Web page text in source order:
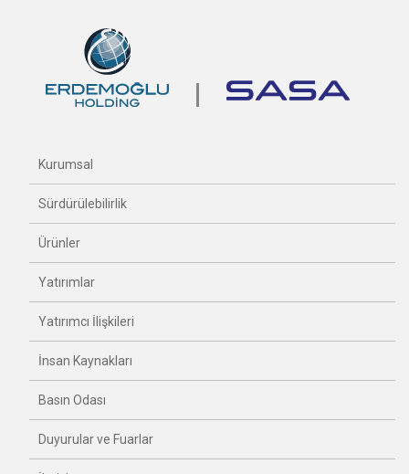
Kurumsal
Sürdürülebilirlik
Ürünler
Yatırımlar
Yatırımcı İlişkileri
İnsan Kaynakları
Basın Odası
Duyurular ve Fuarlar